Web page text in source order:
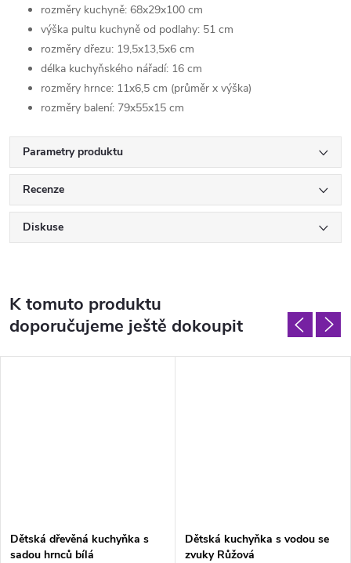
rozměry kuchyně: 68x29x100 cm
výška pultu kuchyně od podlahy: 51 cm
rozměry dřezu: 19,5x13,5x6 cm
délka kuchyňského nářadí: 16 cm
rozměry hrnce: 11x6,5 cm (průměr x výška)
rozměry balení: 79x55x15 cm
Parametry produktu
Recenze
Diskuse
K tomuto produktu
doporučujeme ještě dokoupit
Dětská dřevěná kuchyňka s
sadou hrnců bílá
Dětská kuchyňka s vodou se
zvuky Růžová